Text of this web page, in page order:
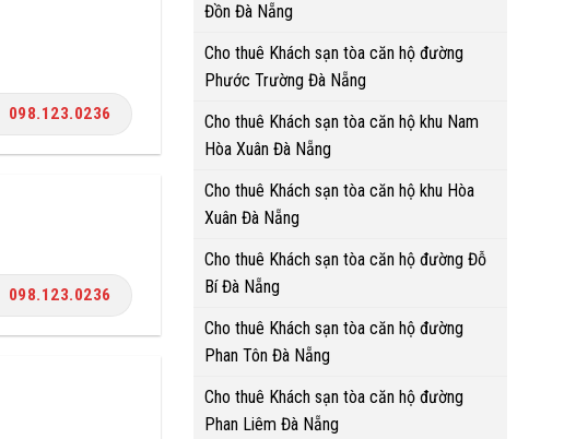
098.123.0236
098.123.0236
Đồn Đà Nẵng
Cho thuê Khách sạn tòa căn hộ đường
Phước Trường Đà Nẵng
Cho thuê Khách sạn tòa căn hộ khu Nam
Hòa Xuân Đà Nẵng
Cho thuê Khách sạn tòa căn hộ khu Hòa
Xuân Đà Nẵng
Cho thuê Khách sạn tòa căn hộ đường Đỗ
Bí Đà Nẵng
Cho thuê Khách sạn tòa căn hộ đường
Phan Tôn Đà Nẵng
Cho thuê Khách sạn tòa căn hộ đường
Phan Liêm Đà Nẵng